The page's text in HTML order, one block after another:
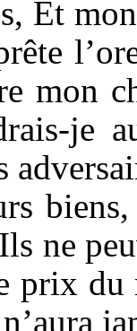
Et
mon
je
ne
prix du
n’aura